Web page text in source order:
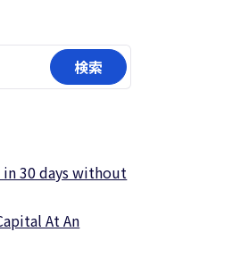
30 days without
At An